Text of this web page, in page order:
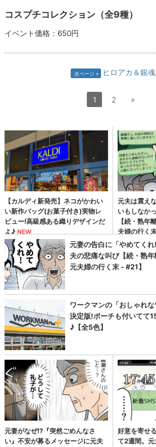
コスプチコレクション（全9種）
イベント価格：650円
次ページ ヒロアカ＆銀魂
1 2 »